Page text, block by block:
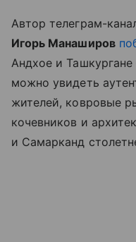
Автор телеграм-
Игорь Манаширов
Андхое и
можно увидеть
жителей, ковровые
кочевников и
и Самарканд